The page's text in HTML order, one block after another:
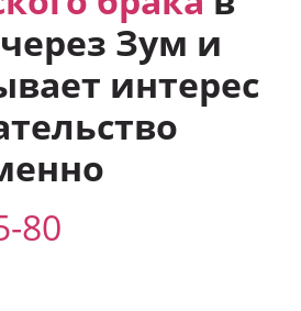
Зум и
интерес
80